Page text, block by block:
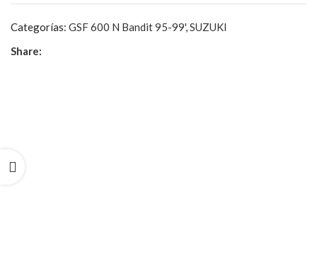
Categorías: GSF 600 N Bandit 95-99',SUZUKI
Share: